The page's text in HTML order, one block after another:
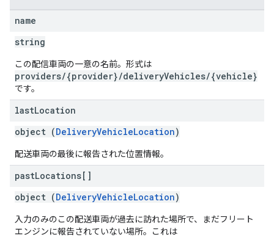
name
string
この配信車両の一意の名前。形式は
providers/{provider}/deliveryVehicles/{vehicle}
です。
lastLocation
object (DeliveryVehicleLocation)
配送車両の最後に報告された位置情報。
pastLocations[]
object (DeliveryVehicleLocation)
入力のみのこの配送車両が過去に訪れた場所で、まだフリート
エンジンに報告されていない場所。これは